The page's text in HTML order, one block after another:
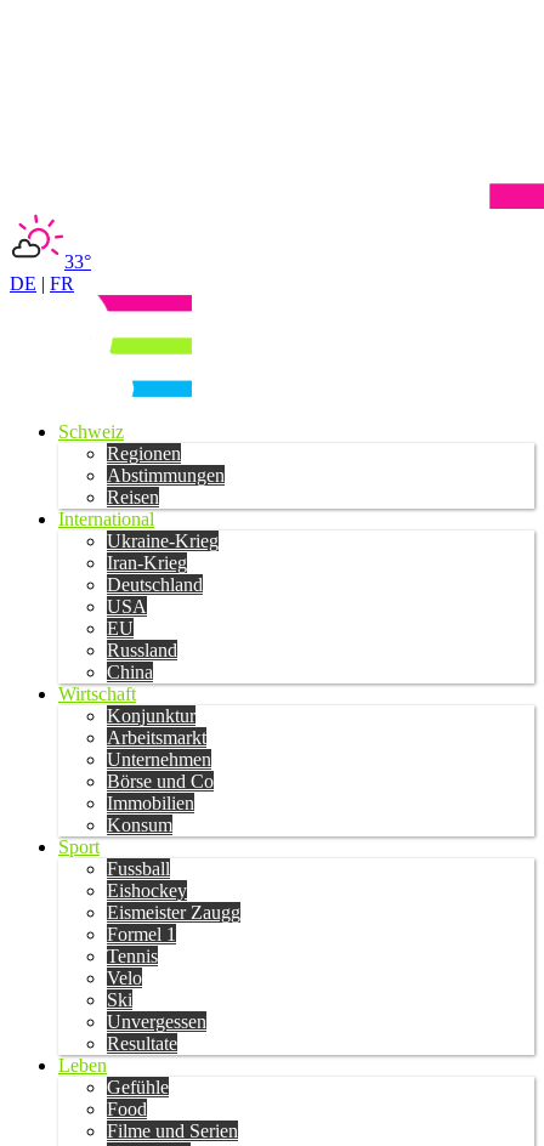
33°
DE | FR
Schweiz
Regionen
Abstimmungen
Reisen
International
Ukraine-Krieg
Iran-Krieg
Deutschland
USA
EU
Russland
China
Wirtschaft
Konjunktur
Arbeitsmarkt
Unternehmen
Börse und Co
Immobilien
Konsum
Sport
Fussball
Eishockey
Eismeister Zaugg
Formel 1
Tennis
Velo
Ski
Unvergessen
Resultate
Leben
Gefühle
Food
Filme und Serien